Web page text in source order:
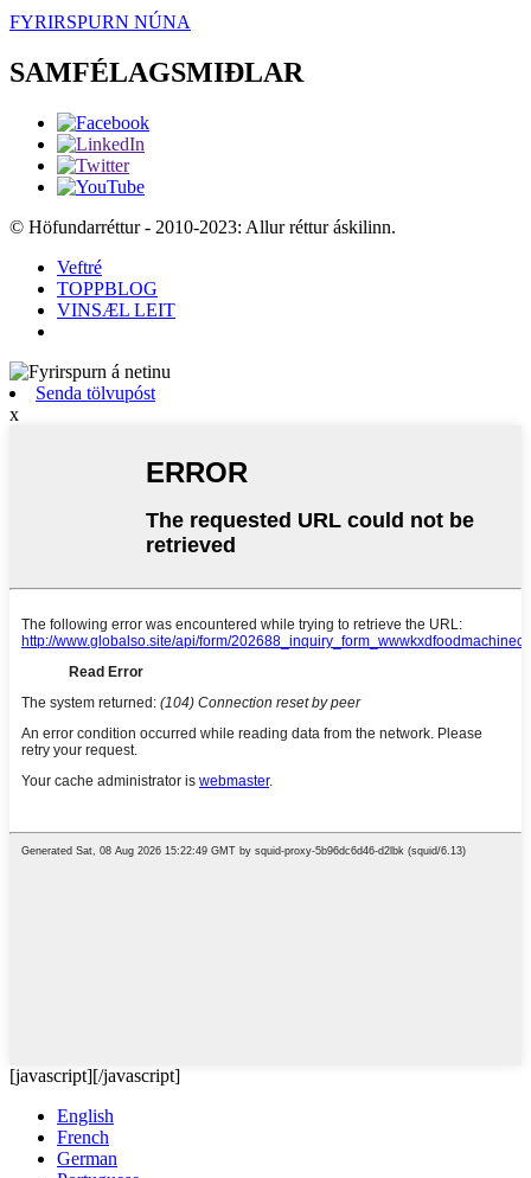
FYRIRSPURN NÚNA
SAMFÉLAGSMIÐLAR
© Höfundarréttur - 2010-2023: Allur réttur áskilinn.
Veftré
TOPPBLOG
VINSÆL LEIT
Senda tölvupóst
x
[javascript][/javascript]
English
French
German